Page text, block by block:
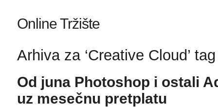
Online Tržište
Arhiva za ‘Creative Cloud’ tag
Od juna Photoshop i ostali
uz mesečnu pretplatu